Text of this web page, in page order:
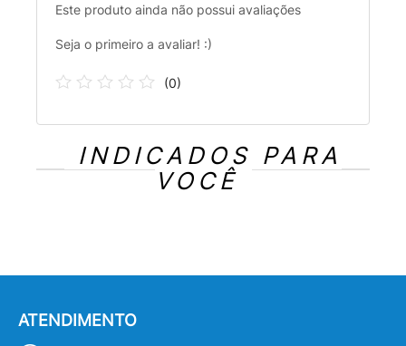
Este produto ainda não possui avaliações
Seja o primeiro a avaliar! :)
(0)
INDICADOS PARA
VOCÊ
ATENDIMENTO